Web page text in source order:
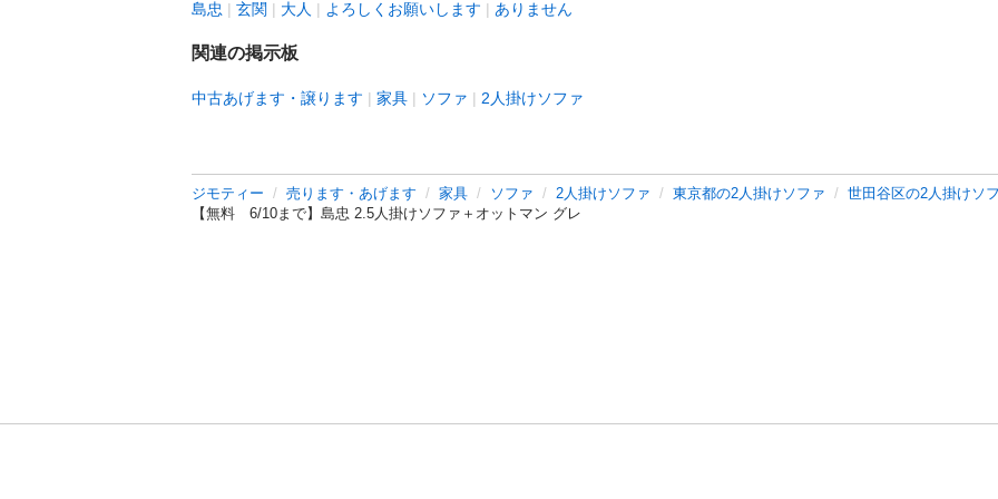
島忠 玄関 大人 よろしくお願いします ありません
関連の掲示板
中古あげます・譲ります 家具 ソファ 2人掛けソファ
ジモティー 売ります・あげます 家具 ソファ 2人掛けソファ 東京都の2人掛けソファ
世田谷区の2人掛けソ
【無料 6/10まで】島忠 2.5人掛けソファ＋オットマン グレ